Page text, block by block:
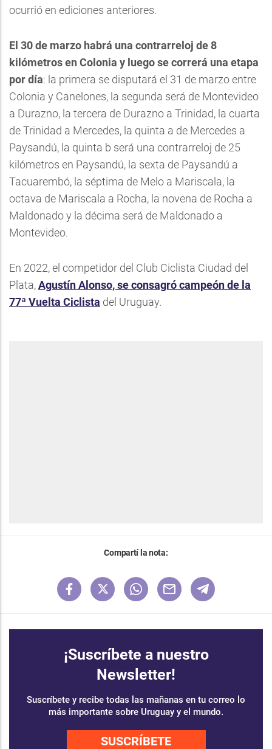
ocurrió en ediciones anteriores.
El 30 de marzo habrá una contrarreloj de 8
kilómetros en Colonia y luego se correrá una etapa
por día: la primera se disputará el 31 de marzo entre
Colonia y Canelones, la segunda será de Montevideo
a Durazno, la tercera de Durazno a Trinidad, la cuarta
de Trinidad a Mercedes, la quinta a de Mercedes a
Paysandú, la quinta b será una contrarreloj de 25
kilómetros en Paysandú, la sexta de Paysandú a
Tacuarembó, la séptima de Melo a Mariscala, la
octava de Mariscala a Rocha, la novena de Rocha a
Maldonado y la décima será de Maldonado a
Montevideo.
En 2022, el competidor del Club Ciclista Ciudad del
Plata,Agustín Alonso, se consagró campeón de la
77ª Vuelta Ciclista del Uruguay.
Compartí la nota:
¡Suscríbete a nuestro
Newsletter!
Suscríbete y recibe todas las mañanas en tu correo lo
más importante sobre Uruguay y el mundo.
SUSCRÍBETE